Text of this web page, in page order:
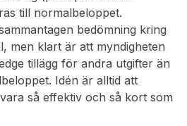
till normalbeloppet.
bedömning kring
men klart är att myndigheten
tillägg för andra utgifter än
Idén är alltid att
så effektiv och så kort som